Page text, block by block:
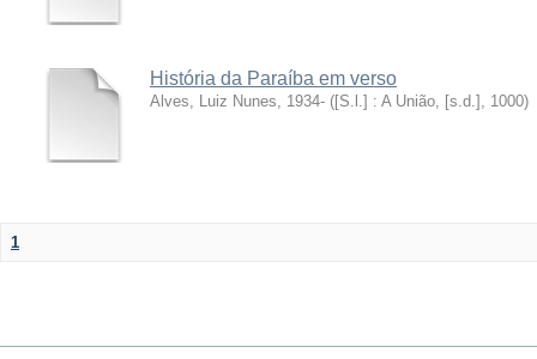
História da Paraíba em verso
Alves, Luiz Nunes, 1934- ([S.l.] : A União, [s.d.] , 1000)
1